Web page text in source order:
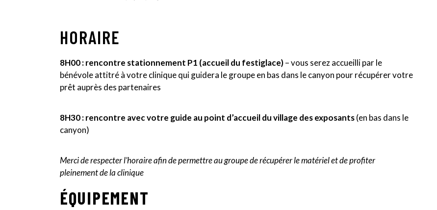
HORAIRE
8H00 : rencontre stationnement P1 (accueil du festiglace)– vous serez accueilli par le
bénévole attitré à votre clinique qui guidera le groupe en bas dans le canyon pour récupérer votre
prêt auprès des partenaires
8H30 : rencontre avec votre guide au point d’accueil du village des exposants(en bas dans le
canyon)
Merci de respecter l’horaire afin de permettre au groupe de récupérer le matériel et de profiter
pleinement de la clinique
ÉQUIPEMENT